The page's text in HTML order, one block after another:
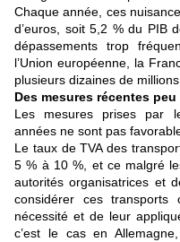
Chaque année, ces
d’euros, soit 5,2 % du PIB
dépassements trop
l’Union européenne, la
plusieurs dizaines de
Des mesures récentes
Les mesures prises par
années ne sont pas
Le taux de TVA des
5 % à 10 %, et ce malgré
autorités organisatrices et
considérer ces transports
nécessité et de leur
c’est le cas en